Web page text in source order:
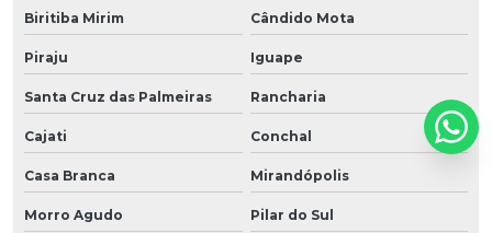
Biritiba Mirim Cândido Mota
Piraju Iguape
Santa Cruz das Palmeiras Rancharia
Cajati Conchal
Casa Branca Mirandópolis
Morro Agudo Pilar do Sul